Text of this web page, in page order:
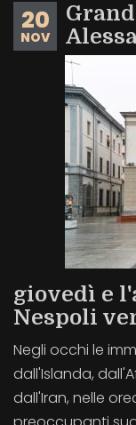
20
NOV
giovedì e
Nespoli
Negli occhi le
dall'Islanda,
dall'Iran, nelle